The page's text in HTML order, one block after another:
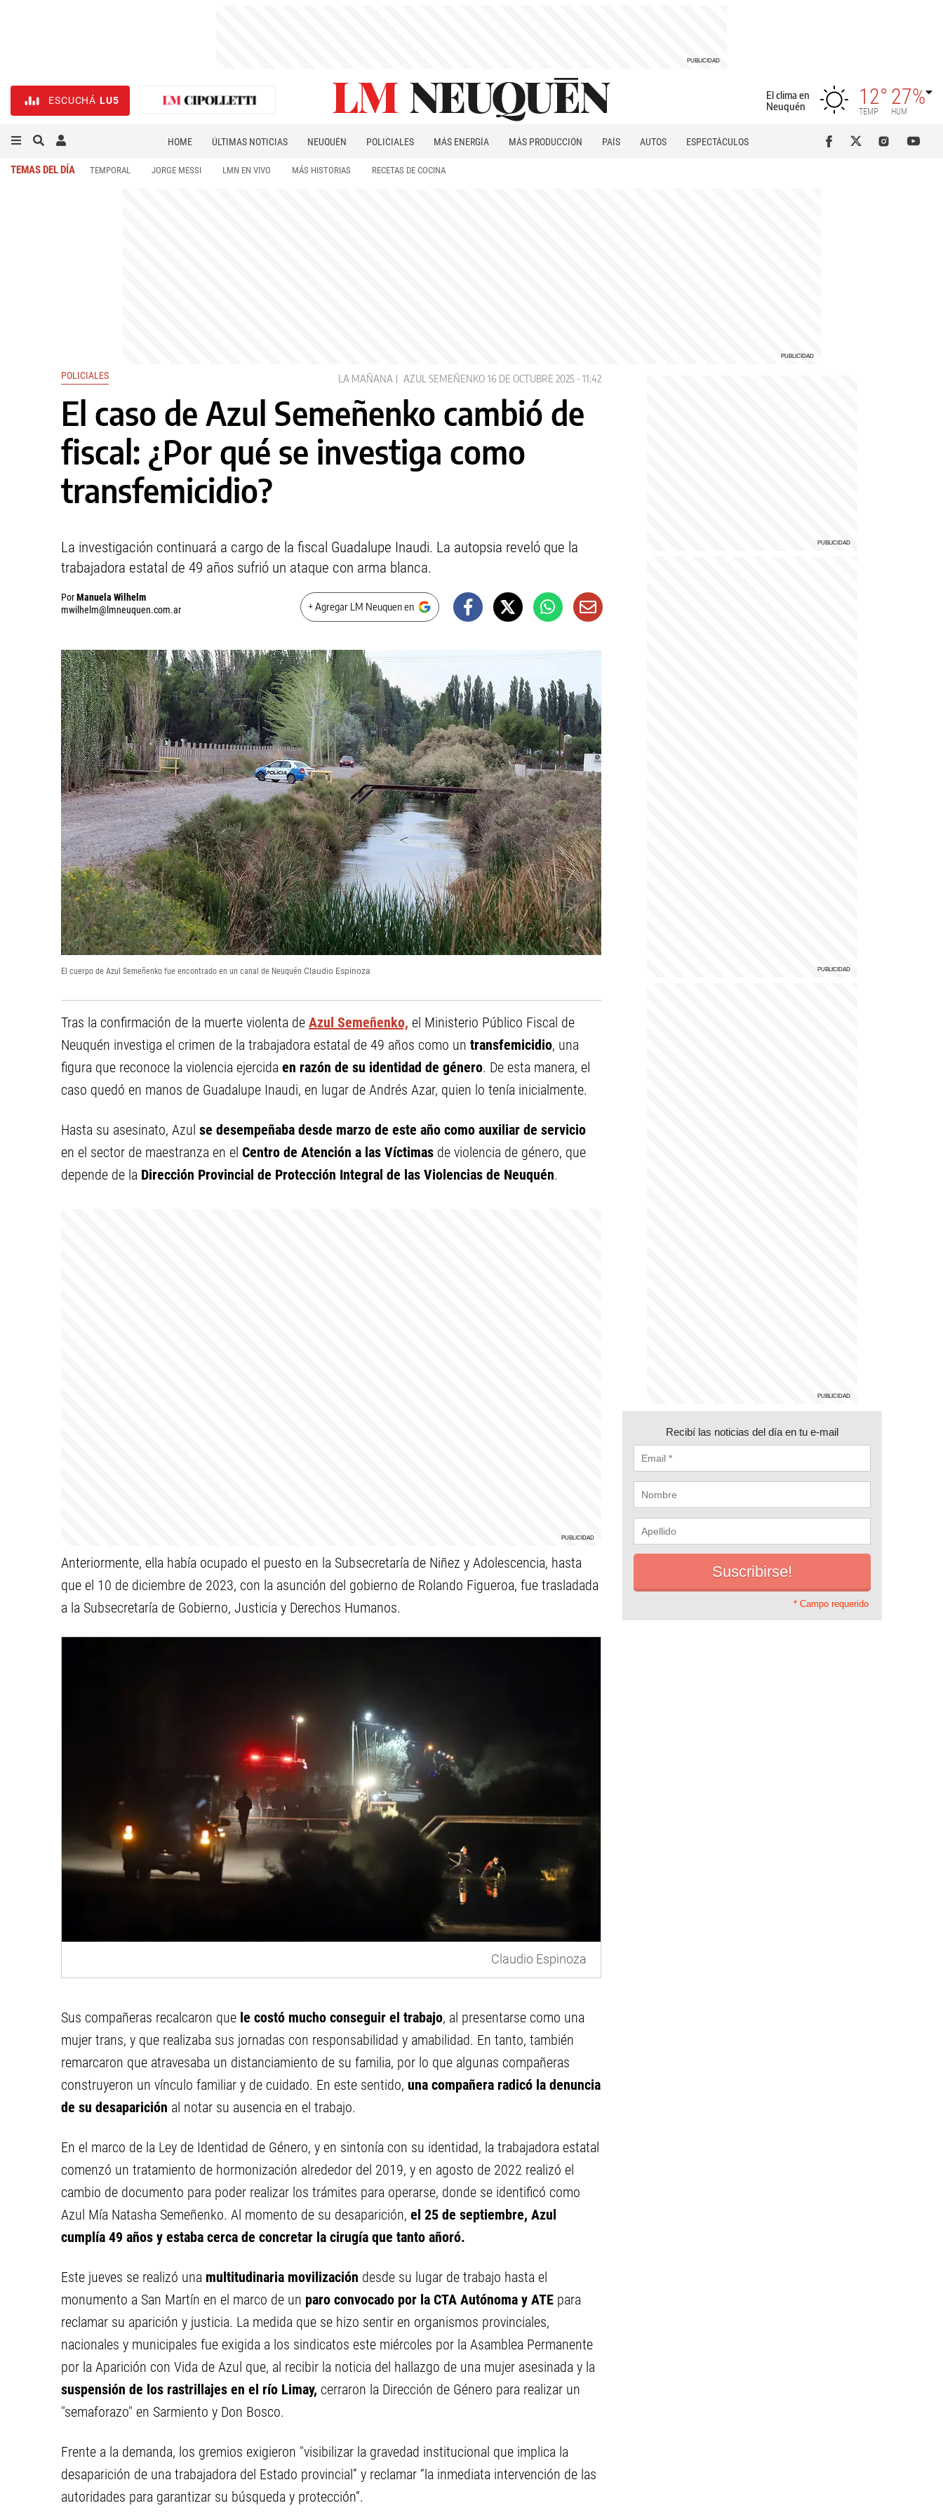
ESCUCHÁ LU5
El clima en
Neuquén
12°
TEMP
27%
HUM
HOME ÚLTIMAS NOTICIAS NEUQUÉN POLICIALES MÁS ENERGÍA MÁS PRODUCCIÓN PAÍS AUTOS
ESPECTÁCULOS
TEMAS DEL DÍA TEMPORAL JORGE MESSI LMN EN VIVO MÁS HISTORIAS RECETAS DE COCINA
POLICIALES LA MAÑANA AZUL SEMEÑENKO 16 DE OCTUBRE 2025 - 11:42
El caso de Azul Semeñenko cambió de
fiscal: ¿Por qué se investiga como
transfemicidio?
La investigación continuará a cargo de la fiscal Guadalupe Inaudi. La autopsia reveló que la
trabajadora estatal de 49 años sufrió un ataque con arma blanca.
PorManuela Wilhelm
mwilhelm@lmneuquen.com.ar
+ Agregar LM Neuquen en
El cuerpo de Azul Semeñenko fue encontrado en un canal de Neuquén Claudio Espinoza
Tras la confirmación de la muerte violenta de Azul Semeñenko, el Ministerio Público Fiscal de
Neuquén investiga el crimen de la trabajadora estatal de 49 años como un transfemicidio, una
figura que reconoce la violencia ejercida en razón de su identidad de género. De esta manera, el
caso quedó en manos de Guadalupe Inaudi, en lugar de Andrés Azar, quien lo tenía inicialmente.
Hasta su asesinato, Azul se desempeñaba desde marzo de este año como auxiliar de servicio
en el sector de maestranza en el Centro de Atención a las Víctimas de violencia de género, que
depende de la Dirección Provincial de Protección Integral de las Violencias de Neuquén.
Anteriormente, ella había ocupado el puesto en la Subsecretaría de Niñez y Adolescencia, hasta
que el 10 de diciembre de 2023, con la asunción del gobierno de Rolando Figueroa, fue trasladada
a la Subsecretaría de Gobierno, Justicia y Derechos Humanos.
Claudio Espinoza
Sus compañeras recalcaron que le costó mucho conseguir el trabajo, al presentarse como una
mujer trans, y que realizaba sus jornadas con responsabilidad y amabilidad. En tanto, también
remarcaron que atravesaba un distanciamiento de su familia, por lo que algunas compañeras
construyeron un vínculo familiar y de cuidado. En este sentido, una compañera radicó la denuncia
de su desaparición al notar su ausencia en el trabajo.
En el marco de la Ley de Identidad de Género, y en sintonía con su identidad, la trabajadora estatal
comenzó un tratamiento de hormonización alrededor del 2019, y en agosto de 2022 realizó el
cambio de documento para poder realizar los trámites para operarse, donde se identificó como
Azul Mía Natasha Semeñenko. Al momento de su desaparición, el 25 de septiembre, Azul
cumplía 49 años y estaba cerca de concretar la cirugía que tanto añoró.
Este jueves se realizó una multitudinaria movilización desde su lugar de trabajo hasta el
monumento a San Martín en el marco de un paro convocado por la CTA Autónoma y ATE para
reclamar su aparición y justicia. La medida que se hizo sentir en organismos provinciales,
nacionales y municipales fue exigida a los sindicatos este miércoles por la Asamblea Permanente
por la Aparición con Vida de Azul que, al recibir la noticia del hallazgo de una mujer asesinada y la
suspensión de los rastrillajes en el río Limay, cerraron la Dirección de Género para realizar un
"semaforazo" en Sarmiento y Don Bosco.
Frente a la demanda, los gremios exigieron "visibilizar la gravedad institucional que implica la
desaparición de una trabajadora del Estado provincial” y reclamar “la inmediata intervención de las
autoridades para garantizar su búsqueda y protección”.
Recibí las noticias del día en tu e-mail
* Campo requerido